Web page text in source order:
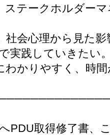
ステークホルダー
社会心理から見た
実践していきたい
わかりやすく、時
PDU取得修了書、